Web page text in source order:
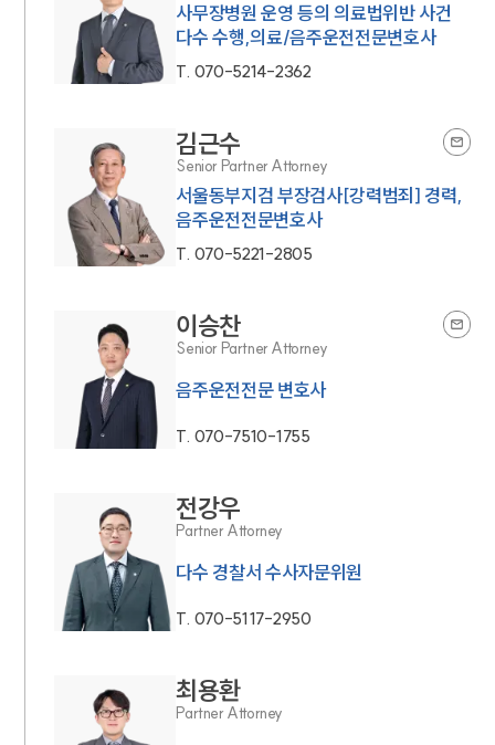
사무장병원 운영 등의 의료법위반 사건
다수 수행,의료/음주운전전문변호사
T. 070-5214-2362
김근수
Senior Partner Attorney
서울동부지검 부장검사[강력범죄] 경력,
음주운전전문변호사
T. 070-5221-2805
이승찬
Senior Partner Attorney
음주운전전문 변호사
T. 070-7510-1755
전강우
Partner Attorney
다수 경찰서 수사자문위원
T. 070-5117-2950
최용환
Partner Attorney